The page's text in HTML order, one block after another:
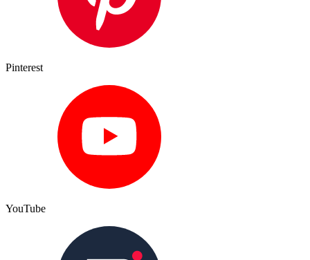
Pinterest
YouTube